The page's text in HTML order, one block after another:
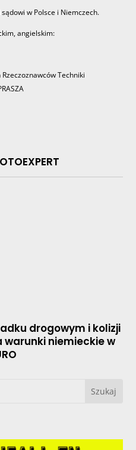
w Polsce i Niemczech.
angielskim:
Techniki
drogowym i kolizji
warunki niemieckie w